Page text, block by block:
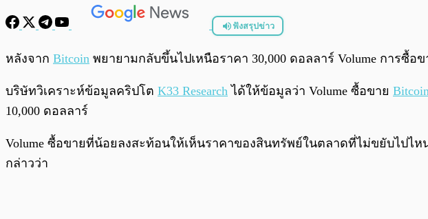
ฟังสรุปข่าว
พร้อมเล่น
หลังจาก Bitcoin พยายามกลับขึ้นไปเหนือราคา 30,000 ดอลลาร์ Volume การซื้
บริษัทวิเคราะห์ข้อมูลคริปโต K33 Research ได้ให้ข้อมูลว่า Volume ซื้อขาย
10,000 ดอลลาร์
Volume ซื้อขายที่น้อยลงสะท้อนให้เห็นราคาของสินทรัพย์ในตลาดที่ไม่ขยับไปไห
กล่าวว่า